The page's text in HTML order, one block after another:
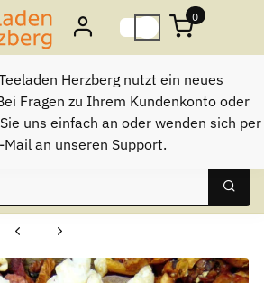
0
Herzberg nutzt ein neues
Fragen zu Ihrem Kundenkonto oder
uns einfach an oder wenden sich per
Mail an unseren Support.